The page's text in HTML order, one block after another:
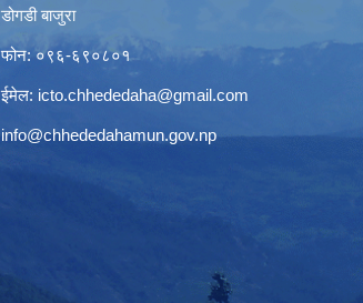
डोगडी बाजुरा
फोन: ०९६-६९०८०१
ईमेल: icto.chhededaha@gmail.com
info@chhededahamun.gov.np